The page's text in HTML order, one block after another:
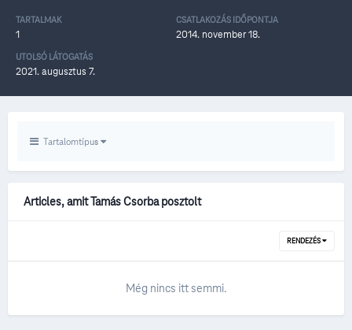
TARTALMAK
1
CSATLAKOZÁS IDŐPONTJA
2014. november 18.
UTOLSÓ LÁTOGATÁS
2021. augusztus 7.
Tartalomtípus
Articles, amit Tamás Csorba posztolt
RENDEZÉS
Még nincs itt semmi.